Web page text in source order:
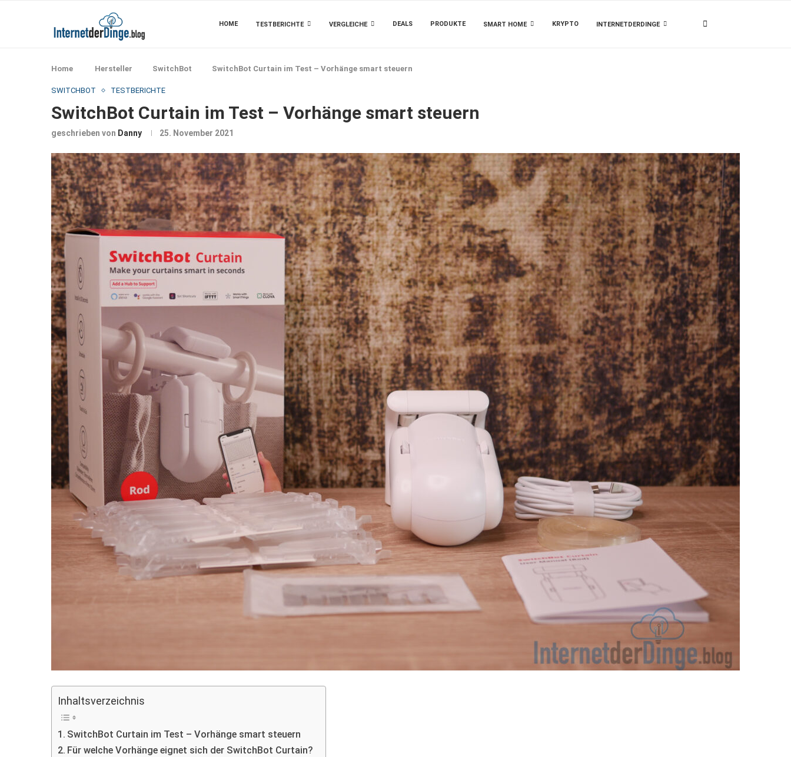
HOME TESTBERICHTE VERGLEICHE DEALS PRODUKTE SMART HOME KRYPTO INTERNETDERDINGE
Home Hersteller SwitchBot SwitchBot Curtain im Test – Vorhänge smart steuern
SWITCHBOT TESTBERICHTE
SwitchBot Curtain im Test – Vorhänge smart steuern
geschrieben von Danny 25. November 2021
Inhaltsverzeichnis
SwitchBot Curtain im Test – Vorhänge smart steuern
Für welche Vorhänge eignet sich der SwitchBot Curtain?